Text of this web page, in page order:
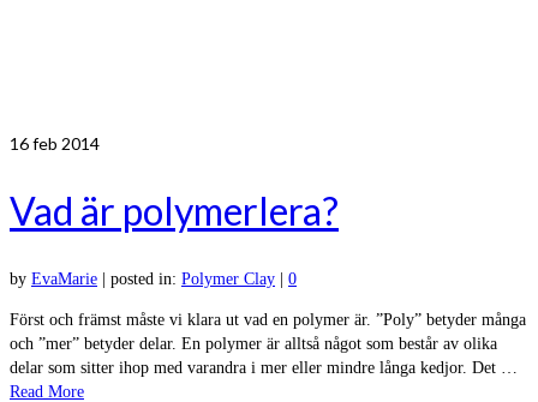
16feb 2014
Vad är polymerlera?
by EvaMarie posted in: Polymer Clay 0
Först och främst måste vi klara ut vad en polymer är. ”Poly” betyder många
och ”mer” betyder delar. En polymer är alltså något som består av olika
delar som sitter ihop med varandra i mer eller mindre långa kedjor. Det …
Read More